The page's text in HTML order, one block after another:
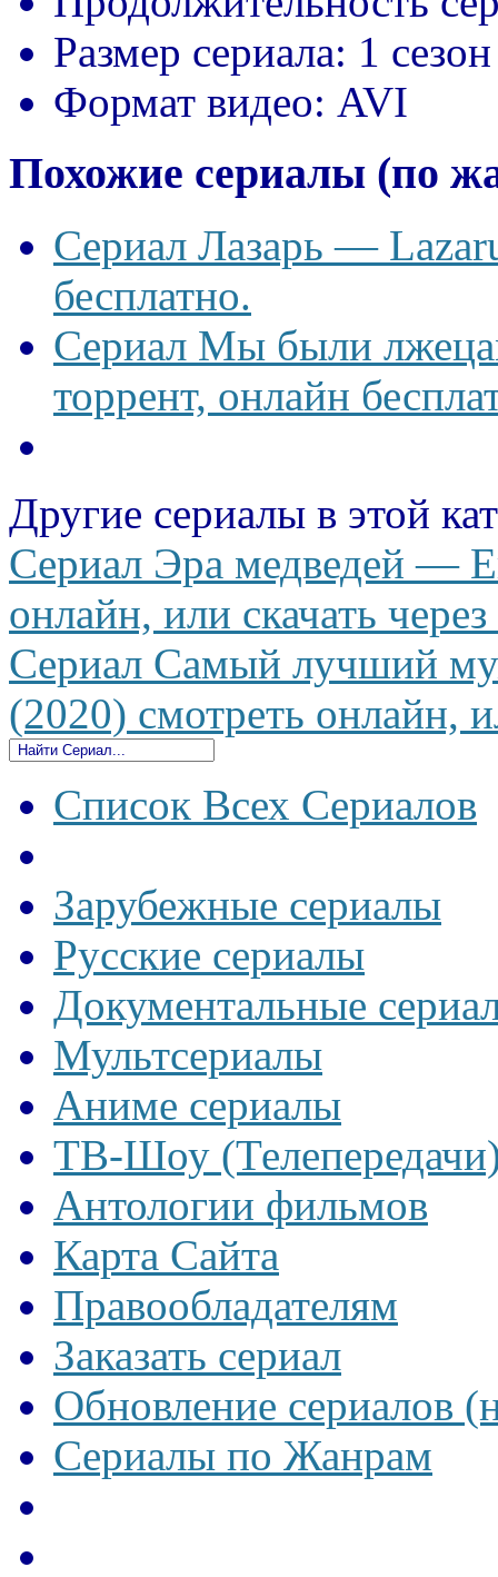
Размер сериала: 1
Формат видео: AVI
Похожие сериалы (по
Сериал Лазарь —
бесплатно.
Сериал Мы были
торрент, онлайн
Другие сериалы в этой
Сериал Эра медведей —
онлайн, или скачать
Сериал Самый лучший
(2020) смотреть онлайн,
Список Всех Сериалов
Зарубежные сериалы
Русские сериалы
Документальные
Мультсериалы
Аниме сериалы
ТВ-Шоу
Антологии фильмов
Карта Сайта
Правообладателям
Заказать сериал
Обновление сериалов
Сериалы по Жанрам